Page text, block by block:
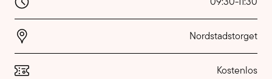
Nordstadstorget
Kostenlos